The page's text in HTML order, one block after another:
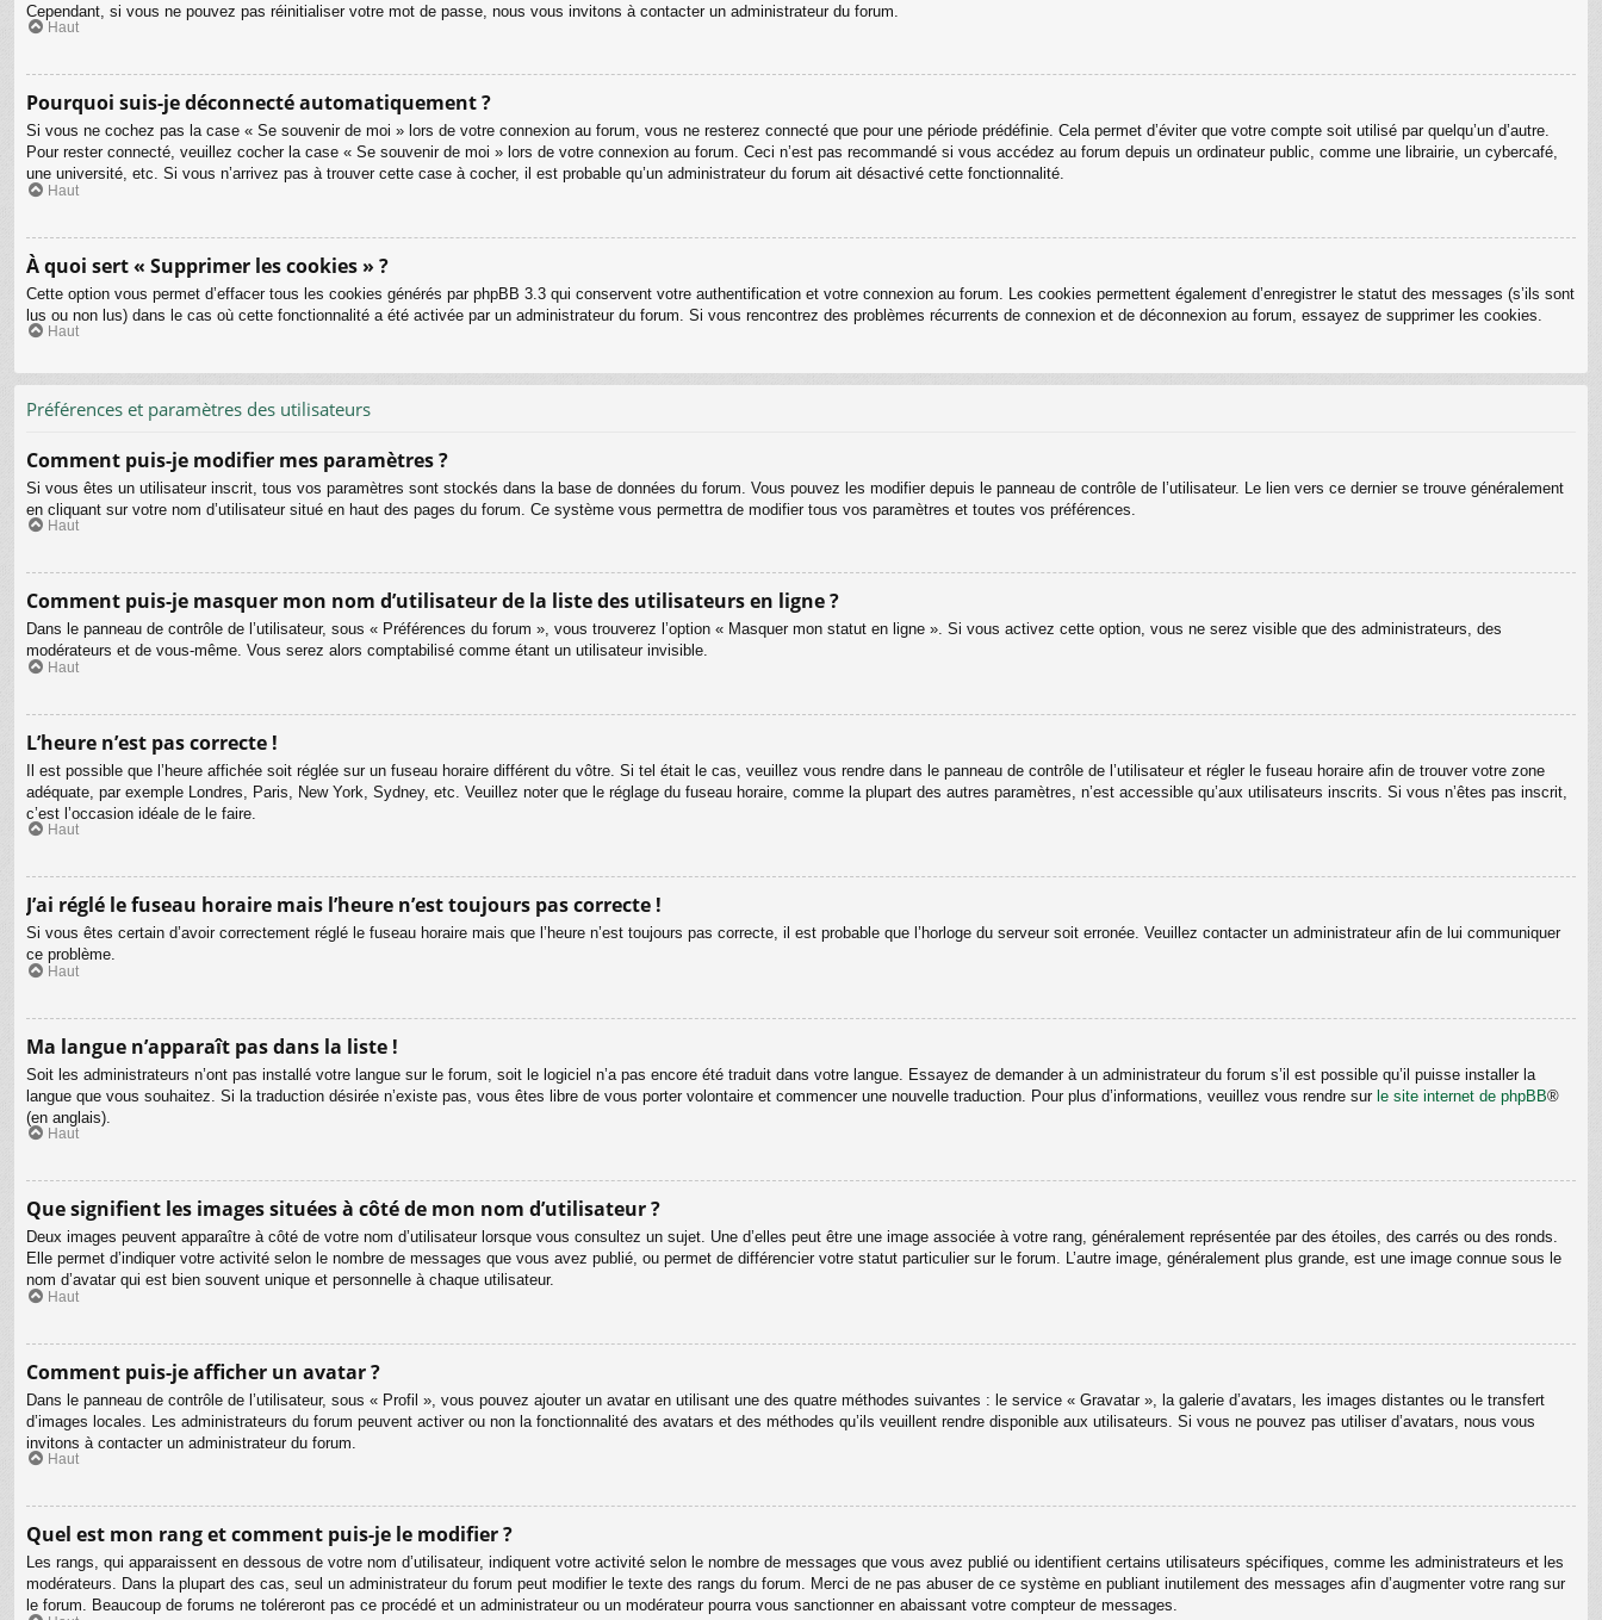
Cependant, si vous ne pouvez pas réinitialiser votre mot de passe, nous vous invitons à contacter un administrateur du forum.
Haut
Pourquoi suis-je déconnecté automatiquement ?
Si vous ne cochez pas la case « Se souvenir de moi » lors de votre connexion au forum, vous ne resterez connecté que pour une période prédéfinie. Cela permet d’éviter que votre compte soit utilisé par quelqu’un d’autre.
Pour rester connecté, veuillez cocher la case « Se souvenir de moi » lors de votre connexion au forum. Ceci n’est pas recommandé si vous accédez au forum depuis un ordinateur public, comme une librairie, un cybercafé,
une université, etc. Si vous n’arrivez pas à trouver cette case à cocher, il est probable qu’un administrateur du forum ait désactivé cette fonctionnalité.
Haut
À quoi sert « Supprimer les cookies » ?
Cette option vous permet d’effacer tous les cookies générés par phpBB 3.3 qui conservent votre authentification et votre connexion au forum. Les cookies permettent également d’enregistrer le statut des messages (s’ils sont
lus ou non lus) dans le cas où cette fonctionnalité a été activée par un administrateur du forum. Si vous rencontrez des problèmes récurrents de connexion et de déconnexion au forum, essayez de supprimer les cookies.
Haut
Préférences et paramètres des utilisateurs
Comment puis-je modifier mes paramètres ?
Si vous êtes un utilisateur inscrit, tous vos paramètres sont stockés dans la base de données du forum. Vous pouvez les modifier depuis le panneau de contrôle de l’utilisateur. Le lien vers ce dernier se trouve généralement
en cliquant sur votre nom d’utilisateur situé en haut des pages du forum. Ce système vous permettra de modifier tous vos paramètres et toutes vos préférences.
Haut
Comment puis-je masquer mon nom d’utilisateur de la liste des utilisateurs en ligne ?
Dans le panneau de contrôle de l’utilisateur, sous « Préférences du forum », vous trouverez l’option « Masquer mon statut en ligne ». Si vous activez cette option, vous ne serez visible que des administrateurs, des
modérateurs et de vous-même. Vous serez alors comptabilisé comme étant un utilisateur invisible.
Haut
L’heure n’est pas correcte !
Il est possible que l’heure affichée soit réglée sur un fuseau horaire différent du vôtre. Si tel était le cas, veuillez vous rendre dans le panneau de contrôle de l’utilisateur et régler le fuseau horaire afin de trouver votre zone
adéquate, par exemple Londres, Paris, New York, Sydney, etc. Veuillez noter que le réglage du fuseau horaire, comme la plupart des autres paramètres, n’est accessible qu’aux utilisateurs inscrits. Si vous n’êtes pas inscrit,
c’est l’occasion idéale de le faire.
Haut
J’ai réglé le fuseau horaire mais l’heure n’est toujours pas correcte !
Si vous êtes certain d’avoir correctement réglé le fuseau horaire mais que l’heure n’est toujours pas correcte, il est probable que l’horloge du serveur soit erronée. Veuillez contacter un administrateur afin de lui communiquer
ce problème.
Haut
Ma langue n’apparaît pas dans la liste !
Soit les administrateurs n’ont pas installé votre langue sur le forum, soit le logiciel n’a pas encore été traduit dans votre langue. Essayez de demander à un administrateur du forum s’il est possible qu’il puisse installer la
langue que vous souhaitez. Si la traduction désirée n’existe pas, vous êtes libre de vous porter volontaire et commencer une nouvelle traduction. Pour plus d’informations, veuillez vous rendre sur le site internet de phpBB®
(en anglais).
Haut
Que signifient les images situées à côté de mon nom d’utilisateur ?
Deux images peuvent apparaître à côté de votre nom d’utilisateur lorsque vous consultez un sujet. Une d’elles peut être une image associée à votre rang, généralement représentée par des étoiles, des carrés ou des ronds.
Elle permet d’indiquer votre activité selon le nombre de messages que vous avez publié, ou permet de différencier votre statut particulier sur le forum. L’autre image, généralement plus grande, est une image connue sous le
nom d’avatar qui est bien souvent unique et personnelle à chaque utilisateur.
Haut
Comment puis-je afficher un avatar ?
Dans le panneau de contrôle de l’utilisateur, sous « Profil », vous pouvez ajouter un avatar en utilisant une des quatre méthodes suivantes : le service « Gravatar », la galerie d’avatars, les images distantes ou le transfert
d’images locales. Les administrateurs du forum peuvent activer ou non la fonctionnalité des avatars et des méthodes qu’ils veuillent rendre disponible aux utilisateurs. Si vous ne pouvez pas utiliser d’avatars, nous vous
invitons à contacter un administrateur du forum.
Haut
Quel est mon rang et comment puis-je le modifier ?
Les rangs, qui apparaissent en dessous de votre nom d’utilisateur, indiquent votre activité selon le nombre de messages que vous avez publié ou identifient certains utilisateurs spécifiques, comme les administrateurs et les
modérateurs. Dans la plupart des cas, seul un administrateur du forum peut modifier le texte des rangs du forum. Merci de ne pas abuser de ce système en publiant inutilement des messages afin d’augmenter votre rang sur
le forum. Beaucoup de forums ne toléreront pas ce procédé et un administrateur ou un modérateur pourra vous sanctionner en abaissant votre compteur de messages.